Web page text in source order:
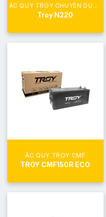
ẮC QUY TROY CHUYÊN DỤNG
Troy N220
ẮC QUY TROY CMF
TROY CMF150R ECO